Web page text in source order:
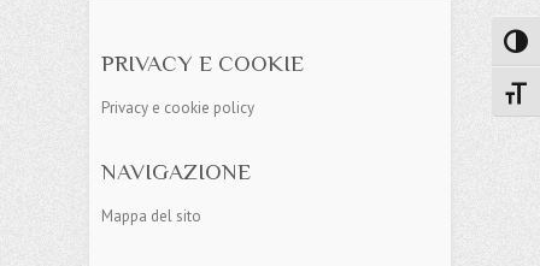
PRIVACY E COOKIE
Privacy e cookie policy
NAVIGAZIONE
Mappa del sito